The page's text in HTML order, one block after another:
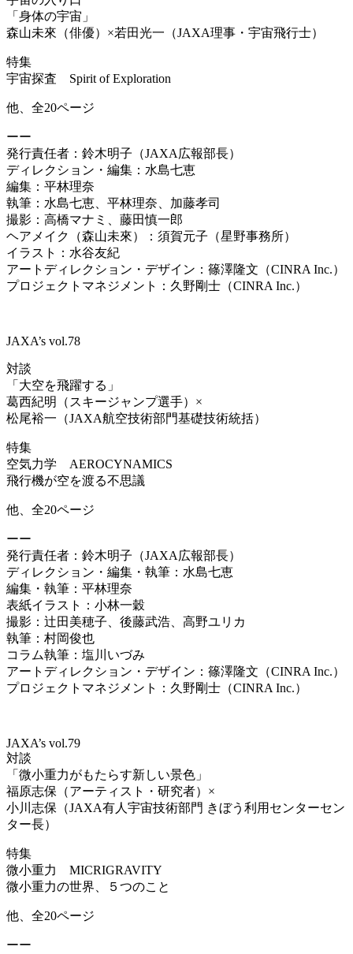
「身体の宇宙」
森山未來（俳優）×若田光一（JAXA理事・宇宙飛行士）
特集
宇宙探査 Spirit of Exploration
他、全20ページ
ーー
発行責任者：鈴木明子（JAXA 広報部長）
ディレクション・編集：水島七恵
編集：平林理奈
執筆：水島七恵、平林理奈、加藤孝司
撮影：高橋マナミ、藤田慎一郎
ヘアメイク（森山未來）：須賀元子（星野事務所）
イラスト：水谷友紀
アートディレクション・デザイン：篠澤隆文（CINRA Inc.）
プロジェクトマネジメント：久野剛士（CINRA Inc.）
JAXA’s vol.78
対談
「大空を飛躍する」
葛西紀明（スキージャンプ選手）×
松尾裕一（JAXA航空技術部門基礎技術統括）
特集
空気力学 AEROCYNAMICS
飛行機が空を渡る不思議
他、全20ページ
ーー
発行責任者：鈴木明子（JAXA 広報部長）
ディレクション・編集・執筆：水島七恵
編集・執筆：平林理奈
表紙イラスト：小林一穀
撮影：辻田美穂子、後藤武浩、高野ユリカ
執筆：村岡俊也
コラム執筆：塩川いづみ
アートディレクション・デザイン：篠澤隆文（CINRA Inc.）
プロジェクトマネジメント：久野剛士（CINRA Inc.）
JAXA’s vol.79
対談
「微小重力がもたらす新しい景色」
福原志保（アーティスト・研究者）×
小川志保（JAXA有人宇宙技術部門 きぼう利用センターセン
ター長）
特集
微小重力 MICRIGRAVITY
微小重力の世界、５つのこと
他、全20ページ
ーー